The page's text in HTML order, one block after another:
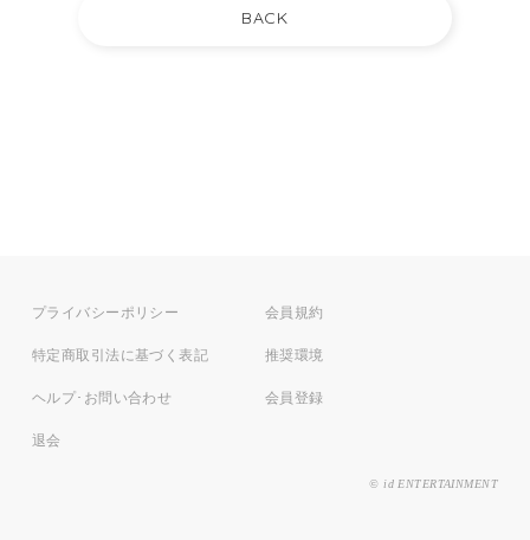
プライバシーポリシー 会員規約
特定商取引法に基づく表記 推奨環境
ヘルプ･お問い合わせ 会員登録
退会
© id ENTERTAINMENT